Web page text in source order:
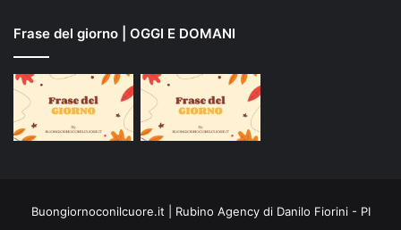
Frase del giorno | OGGI E DOMANI
Buongiornoconilcuore.it | Rubino Agency di Danilo Fiorini - PI